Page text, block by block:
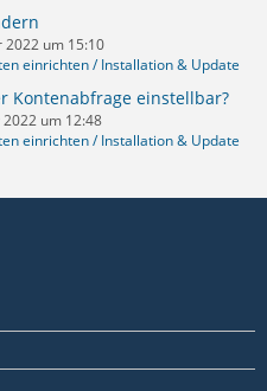
2022 um 15:10
einrichten / Installation & Update
Kontenabfrage einstellbar?
um 12:48
einrichten / Installation & Update